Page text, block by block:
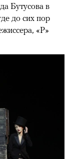
Бутусова в
до сих пор
«Р»